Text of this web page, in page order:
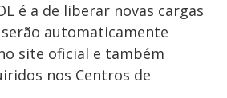
é a de liberar novas cargas
automaticamente
site oficial e também
nos Centros de